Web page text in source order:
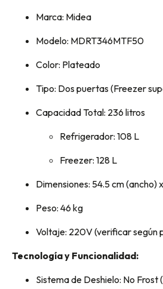
Marca: Midea
Modelo: MDRT346MTF50
Color: Plateado
Tipo: Dos puertas (Freezer
Capacidad Total: 236 litros
Refrigerador: 108 L
Freezer: 128 L
Dimensiones: 54.5 cm (ancho)
Peso: 46 kg
Voltaje: 220V (verificar según
Tecnología y Funcionalidad:
Sistema de Deshielo: No